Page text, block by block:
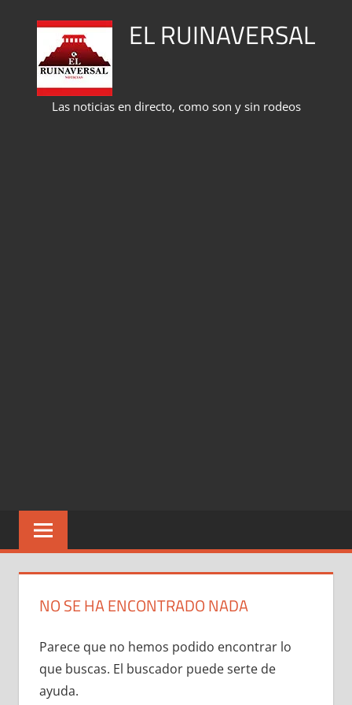
contenido
EL RUINAVERSAL
Las noticias en directo, como son y sin rodeos
NO SE HA ENCONTRADO NADA
Parece que no hemos podido encontrar lo
que buscas. El buscador puede serte de
ayuda.